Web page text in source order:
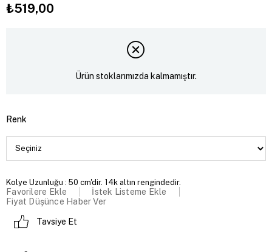
₺519,00
Ürün stoklarımızda kalmamıştır.
Renk
Kolye Uzunluğu : 50 cm'dir. 14k altın rengindedir.
Favorilere Ekle
İstek Listeme Ekle
Fiyat Düşünce Haber Ver
Tavsiye Et